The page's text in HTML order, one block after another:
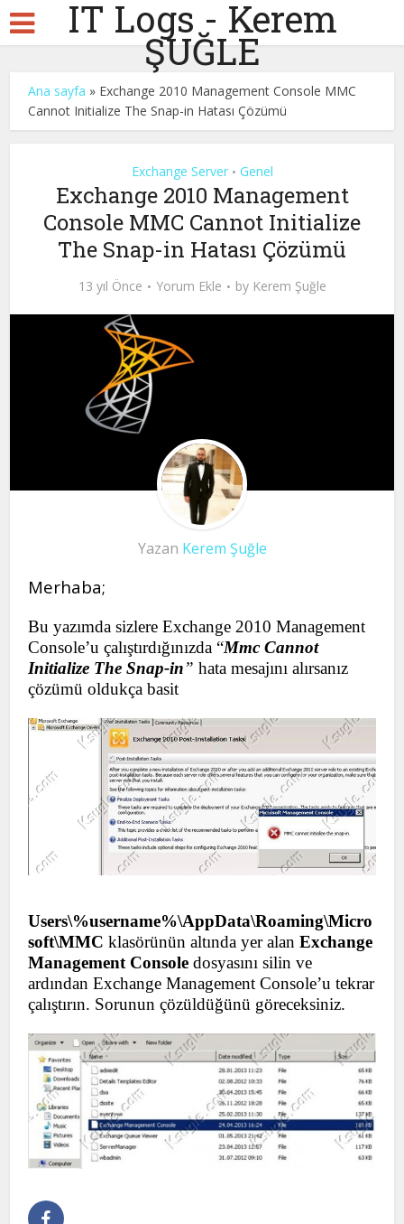
IT Logs - Kerem
ŞUĞLE
Ana sayfa » Exchange 2010 Management Console MMC
Cannot Initialize The Snap-in Hatası Çözümü
Exchange Server • Genel
Exchange 2010 Management
Console MMC Cannot Initialize
The Snap-in Hatası Çözümü
13 yıl Önce Yorum Ekle by Kerem Şuğle
Yazan Kerem Şuğle
Merhaba;
Bu yazımda sizlere Exchange 2010 Management
Console’u çalıştırdığınızda “Mmc Cannot
Initialize The Snap-in”hata mesajını alırsanız
çözümü oldukça basit
Users\%username%\AppData\Roaming\Micro
soft\MMC klasörünün altında yer alanExchange
Management Console dosyasını silin ve
ardından Exchange Management Console’u tekrar
çalıştırın. Sorunun çözüldüğünü göreceksiniz.